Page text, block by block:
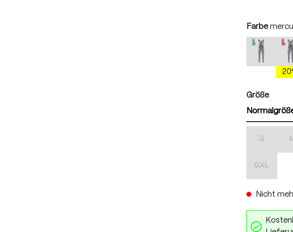
Farbe
mercury
(Diese
Größe
S
6XL
Nicht